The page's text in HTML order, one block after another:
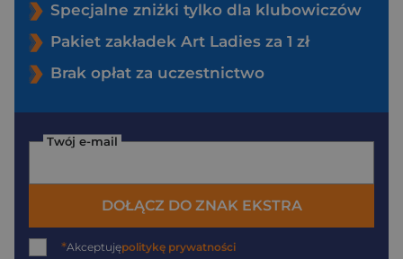
Specjalne zniżki tylko dla klubowiczów
Pakiet zakładek Art Ladies za 1 zł
Brak opłat za uczestnictwo
Twój e-mail
DOŁĄCZ DO ZNAK EKSTRA
*Akceptujępolitykę prywatności